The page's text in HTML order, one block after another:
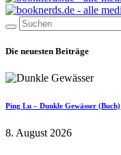
Die neuesten Beiträge
Ping Lu – Dunkle Gewässer (Buch)
8. August 2026